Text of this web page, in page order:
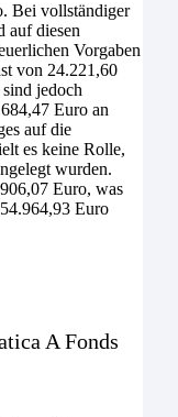
Bei vollständiger
auf diesen
Vorgaben
von 24.221,60
jedoch
Euro an
auf die
es keine Rolle,
wurden.
Euro, was
Euro
A Fonds